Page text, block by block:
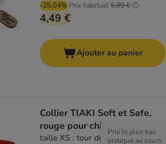
-25.04% Prix habituel5,99 €
4,49 €
Ajouter au panier
Collier TIAKI Soft et Safe,
rouge pour chien
taille XS : tour de cou 25 - 35 cm,
Prix le plus bas
pratiqué au cours